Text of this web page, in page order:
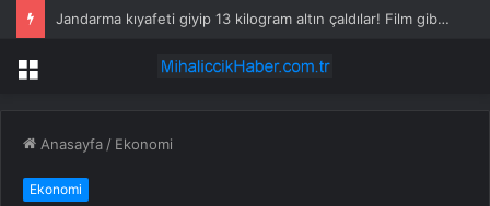
Jandarma kıyafeti giyip 13 kilogram altın çaldılar! Film gibi soygun cezaevinde bitti
Menü
Anasayfa / Ekonomi
Ekonomi